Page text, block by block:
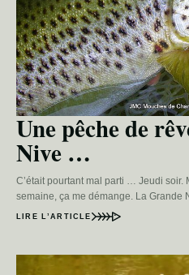
Une pêche de
Nive …
C’était pourtant mal parti … Jeudi
semaine, ça me démange. La Grande
LIRE L’ARTICLE